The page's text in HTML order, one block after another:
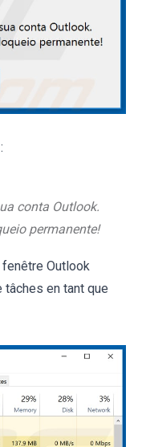
conta Outlook.
permanente!
Outlook
en tant que